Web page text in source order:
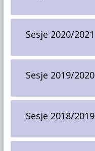
Sesje 2020/2021
Sesje 2019/2020
Sesje 2018/2019